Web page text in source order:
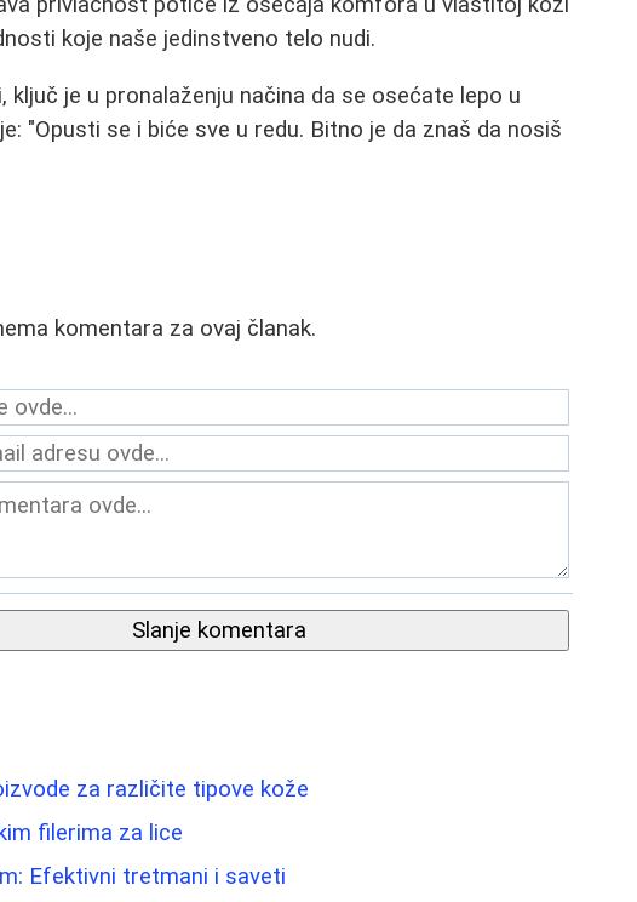
koje naše jedinstveno telo nudi.
ključ je u pronalaženju načina da se osećate lepo u
"Opusti se i biće sve u redu. Bitno je da znaš da nosiš
komentara za ovaj članak.
Slanje komentara
za različite tipove kože
filerima za lice
Efektivni tretmani i saveti